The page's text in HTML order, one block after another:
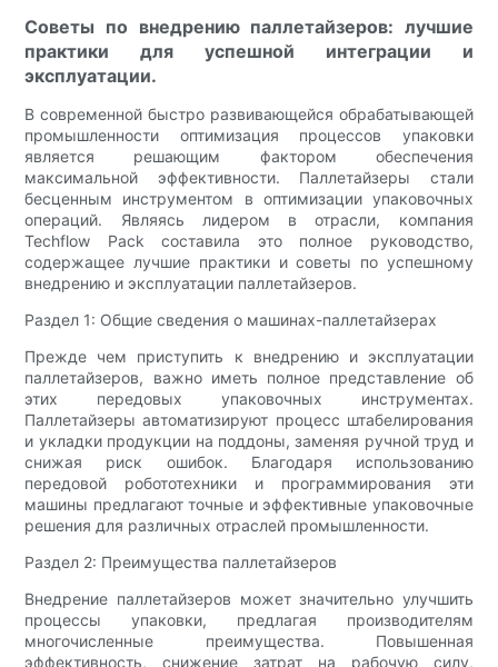
Советы по внедрению паллетайзеров: лучшие
практики для успешной интеграции и
эксплуатации.
В современной быстро развивающейся обрабатывающей
промышленности оптимизация процессов упаковки
является решающим фактором обеспечения
максимальной эффективности. Паллетайзеры стали
бесценным инструментом в оптимизации упаковочных
операций. Являясь лидером в отрасли, компания
Techflow Pack составила это полное руководство,
содержащее лучшие практики и советы по успешному
внедрению и эксплуатации паллетайзеров.
Раздел 1: Общие сведения о машинах-паллетайзерах
Прежде чем приступить к внедрению и эксплуатации
паллетайзеров, важно иметь полное представление об
этих передовых упаковочных инструментах.
Паллетайзеры автоматизируют процесс штабелирования
и укладки продукции на поддоны, заменяя ручной труд и
снижая риск ошибок. Благодаря использованию
передовой робототехники и программирования эти
машины предлагают точные и эффективные упаковочные
решения для различных отраслей промышленности.
Раздел 2: Преимущества паллетайзеров
Внедрение паллетайзеров может значительно улучшить
процессы упаковки, предлагая производителям
многочисленные преимущества. Повышенная
эффективность, снижение затрат на рабочую силу,